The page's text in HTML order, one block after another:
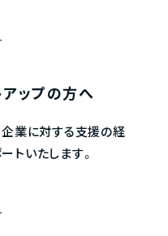
ップの方へ
業に対する支援の経
トいたします。